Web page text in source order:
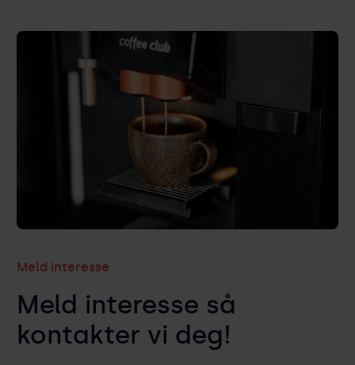
Meld interesse
Meld interesse så
kontakter vi deg!